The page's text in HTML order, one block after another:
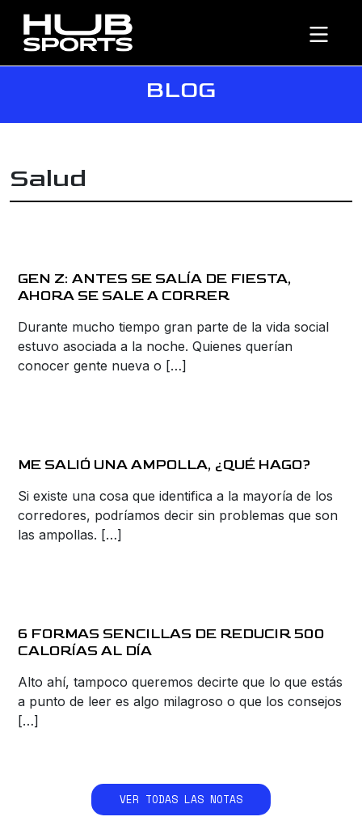
BLOG
Salud
GEN Z: ANTES SE SALÍA DE FIESTA,
AHORA SE SALE A CORRER
Durante mucho tiempo gran parte de la vida social
estuvo asociada a la noche. Quienes querían
conocer gente nueva o […]
ME SALIÓ UNA AMPOLLA, ¿QUÉ HAGO?
Si existe una cosa que identifica a la mayoría de los
corredores, podríamos decir sin problemas que son
las ampollas. […]
6 FORMAS SENCILLAS DE REDUCIR 500
CALORÍAS AL DÍA
Alto ahí, tampoco queremos decirte que lo que estás
a punto de leer es algo milagroso o que los consejos
[…]
VER TODAS LAS NOTAS